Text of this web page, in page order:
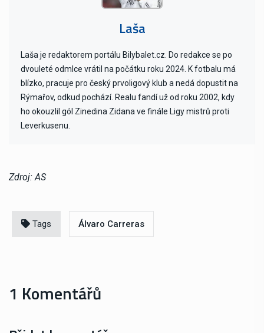
Laša
Laša je redaktorem portálu Bilybalet.cz. Do redakce se po
dvouleté odmlce vrátil na počátku roku 2024. K fotbalu má
blízko, pracuje pro český prvoligový klub a nedá dopustit na
Rýmařov, odkud pochází. Realu fandí už od roku 2002, kdy
ho okouzlil gól Zinedina Zidana ve finále Ligy mistrů proti
Leverkusenu.
Zdroj: AS
Tags Álvaro Carreras
1 Komentářů